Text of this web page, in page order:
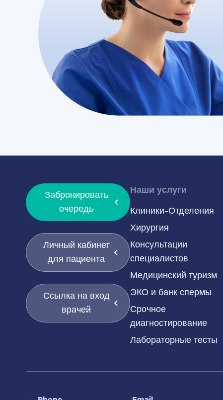
Забронировать
очередь
Личный кабинет
для пациента
Ссылка на вход
врачей
Наши услуги
Клиники-Отделения
Хирургия
Консультации
специалистов
Медицинский туризм
ЭКО и банк спермы
Срочное
диагностирование
Лабораторные тесты